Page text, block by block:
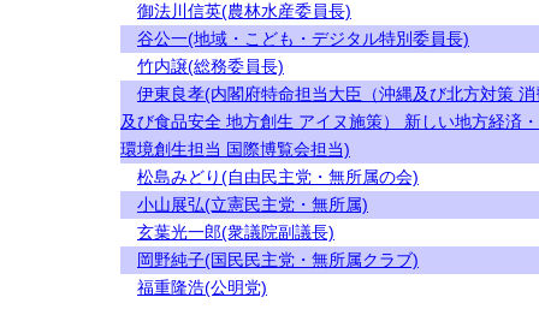
御法川信英(農林水産委員長)
谷公一(地域・こども・デジタル特別委員長)
竹内譲(総務委員長)
伊東良孝(内閣府特命担当大臣（沖縄及び北方対策 消
及び食品安全 地方創生 アイヌ施策） 新しい地方経済
環境創生担当 国際博覧会担当)
松島みどり(自由民主党・無所属の会)
小山展弘(立憲民主党・無所属)
玄葉光一郎(衆議院副議長)
岡野純子(国民民主党・無所属クラブ)
福重隆浩(公明党)